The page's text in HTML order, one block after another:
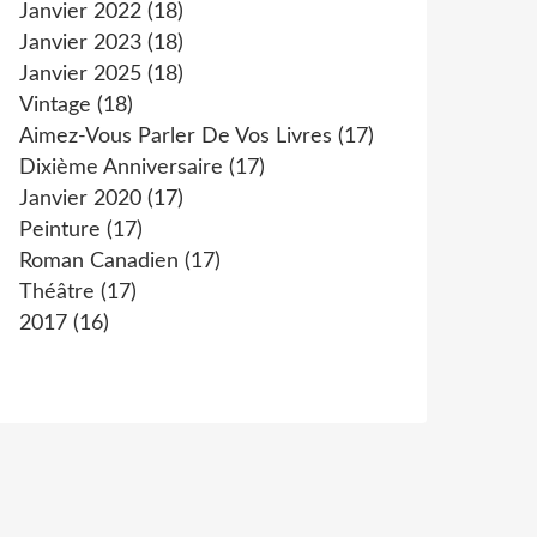
Janvier 2022 (18)
Janvier 2023 (18)
Janvier 2025 (18)
Vintage (18)
Aimez-Vous Parler De Vos Livres (17)
Dixième Anniversaire (17)
Janvier 2020 (17)
Peinture (17)
Roman Canadien (17)
Théâtre (17)
2017 (16)